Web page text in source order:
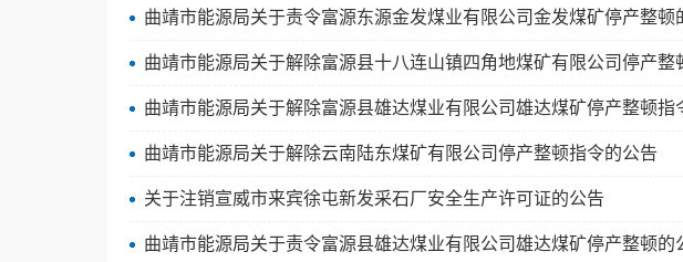
曲靖市能源局关于责令富源东源金发煤业有限公司金发煤矿停产整顿
曲靖市能源局关于解除富源县十八连山镇四角地煤矿有限公司停产整
曲靖市能源局关于解除富源县雄达煤业有限公司雄达煤矿停产整顿指
曲靖市能源局关于解除云南陆东煤矿有限公司停产整顿指令的公告
关于注销宣威市来宾徐屯新发采石厂安全生产许可证的公告
曲靖市能源局关于责令富源县雄达煤业有限公司雄达煤矿停产整顿的